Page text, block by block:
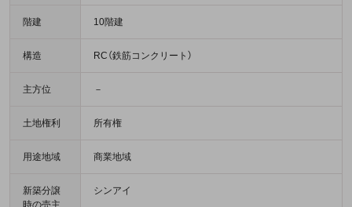
階建 10階建
構造 RC（鉄筋コンクリート）
主方位 －
土地権利 所有権
用途地域 商業地域
新築分譲
時の売主
シンアイ